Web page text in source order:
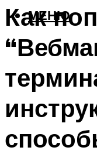
МЕНЮ
Как